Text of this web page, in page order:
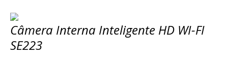
Câmera Interna Inteligente HD WI-FI
SE223